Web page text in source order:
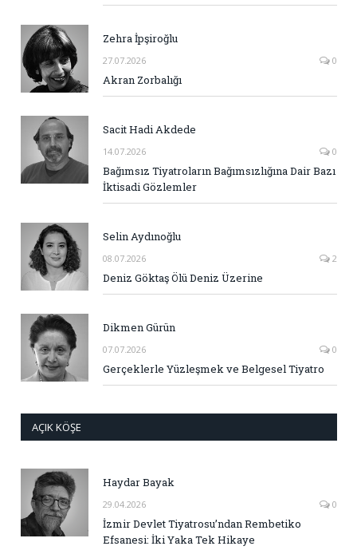
Zehra İpşiroğlu
27.07.2026 0
Akran Zorbalığı
Sacit Hadi Akdede
14.07.2026 0
Bağımsız Tiyatroların Bağımsızlığına Dair Bazı
İktisadi Gözlemler
Selin Aydınoğlu
08.07.2026 2
Deniz Göktaş Ölü Deniz Üzerine
Dikmen Gürün
07.07.2026 0
Gerçeklerle Yüzleşmek ve Belgesel Tiyatro
AÇIK KÖŞE
Haydar Bayak
29.04.2026 0
İzmir Devlet Tiyatrosu’ndan Rembetiko
Efsanesi: İki Yaka Tek Hikaye